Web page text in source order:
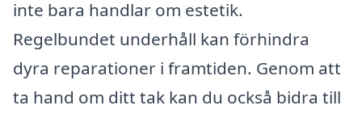
inte bara handlar om estetik.
Regelbundet underhåll kan förhindra
dyra reparationer i framtiden. Genom att
ta hand om ditt tak kan du också bidra till